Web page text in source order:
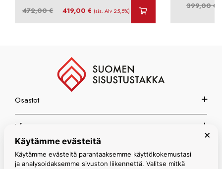
472,00€
Alkuperäinen
419,00€ Nykyinen
(sis. Alv 25,5%)
399,00€
Osastot
Info
Espoon myymälä
×
Käytämme evästeitä
Käytämme evästeitä parantaaksemme käyttökokemustasi
ja analysoidaksemme sivuston liikennettä. Valitse mitkä